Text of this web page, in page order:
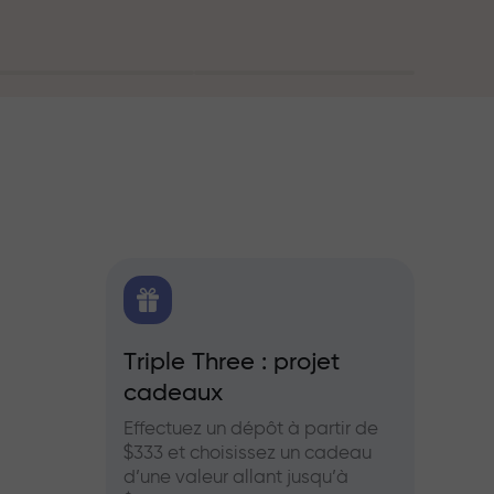
Triple Three : projet
cadeaux
Effectuez un dépôt à partir de
$333 et choisissez un cadeau
d’une valeur allant jusqu’à